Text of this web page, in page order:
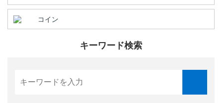
コイン
キーワード検索